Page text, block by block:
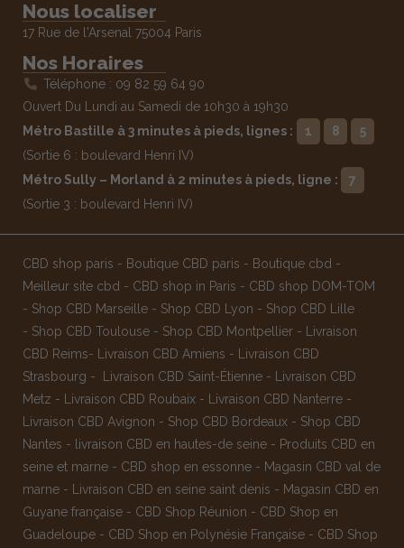
Nous localiser
17 Rue de l'Arsenal 75004 Paris
Nos Horaires
Téléphone : 09 82 59 64 90
Ouvert Du Lundi au Samedi de 10h30 à 19h30
Métro Bastille à 3 minutes à pieds, lignes :
1 8
5
(Sortie 6 : boulevard Henri IV)
Métro Sully – Morland à 2 minutes à pieds, ligne :
7
(Sortie 3 : boulevard Henri IV)
CBD shop paris - Boutique CBD paris - Boutique cbd -
Meilleur site cbd - CBD shop in Paris - CBD shop DOM-TOM
- Shop CBD Marseille - Shop CBD Lyon - Shop CBD Lille
- Shop CBD Toulouse - Shop CBD Montpellier -
Livraison
CBD Reims- Livraison CBD Amiens -
Livraison CBD
Strasbourg - Livraison CBD Saint-Étienne -
Livraison CBD
Metz - Livraison CBD Roubaix - Livraison CBD Nanterre -
Livraison CBD Avignon - Shop CBD Bordeaux - Shop CBD
Nantes - livraison CBD en hautes-de seine - Produits CBD en
seine et marne - CBD shop en essonne - Magasin CBD val de
marne - Livraison CBD en seine saint denis - Magasin CBD en
Guyane française - CBD Shop Réunion - CBD Shop en
Guadeloupe - CBD Shop en Polynésie Française - CBD Shop